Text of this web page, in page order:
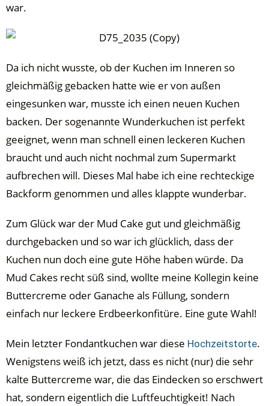
war.
Da ich nicht wusste, ob der Kuchen im Inneren so
gleichmäßig gebacken hatte wie er von außen
eingesunken war, musste ich einen neuen Kuchen
backen. Der sogenannte Wunderkuchen ist perfekt
geeignet, wenn man schnell einen leckeren Kuchen
braucht und auch nicht nochmal zum Supermarkt
aufbrechen will. Dieses Mal habe ich eine rechteckige
Backform genommen und alles klappte wunderbar.
Zum Glück war der Mud Cake gut und gleichmäßig
durchgebacken und so war ich glücklich, dass der
Kuchen nun doch eine gute Höhe haben würde. Da
Mud Cakes recht süß sind, wollte meine Kollegin keine
Buttercreme oder Ganache als Füllung, sondern
einfach nur leckere Erdbeerkonfitüre. Eine gute Wahl!
Mein letzter Fondantkuchen war diese Hochzeitstorte.
Wenigstens weiß ich jetzt, dass es nicht (nur) die sehr
kalte Buttercreme war, die das Eindecken so erschwert
hat, sondern eigentlich die Luftfeuchtigkeit! Nach